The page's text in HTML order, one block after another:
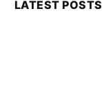
LATEST POSTS